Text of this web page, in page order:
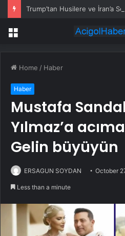
Menu
Home / Haber
Haber
Mustafa
Yılmaz’a
Gelin büyüyün
ERSAGUN SOYDAN October
Less than a minute